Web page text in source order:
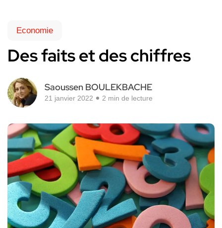
Economie
Des faits et des chiffres
Saoussen BOULEKBACHE
21 janvier 2022 2 min de lecture